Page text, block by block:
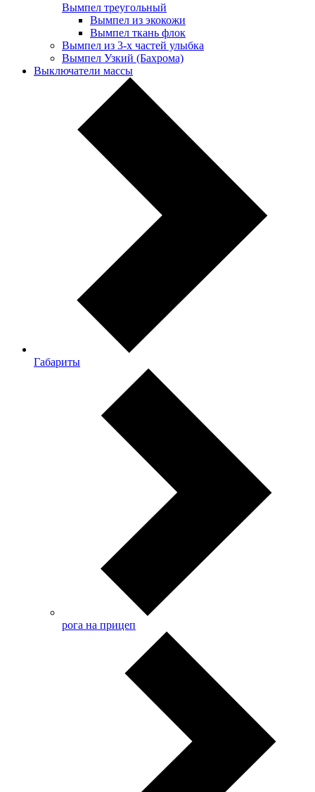
Вымпел треугольный
Вымпел из экокожи
Вымпел ткань флок
Вымпел из 3-х частей улыбка
Вымпел Узкий (Бахрома)
Выключатели массы
Габариты
рога на прицеп